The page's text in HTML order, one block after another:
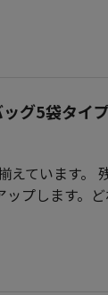
グ5袋タイ
えています。
プします。